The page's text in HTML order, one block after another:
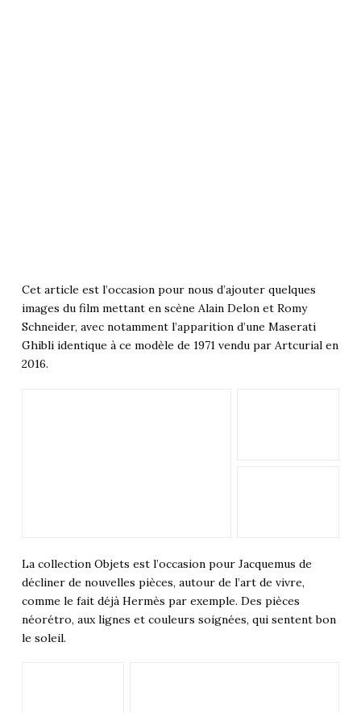
Cet article est l’occasion pour nous d’ajouter quelques
images du film mettant en scène Alain Delon et Romy
Schneider, avec notamment l’apparition d’une Maserati
Ghibli identique à ce modèle de 1971 vendu par Artcurial en
2016.
La collection Objets est l’occasion pour Jacquemus de
décliner de nouvelles pièces, autour de l’art de vivre,
comme le fait déjà Hermès par exemple. Des pièces
néorétro, aux lignes et couleurs soignées, qui sentent bon
le soleil.